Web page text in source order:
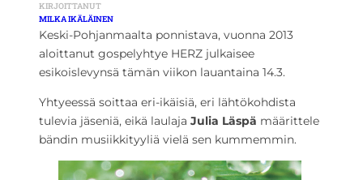
KIRJOITTANUT
MILKA IKÄLÄINEN
Keski-Pohjanmaalta ponnistava, vuonna 2013
aloittanut gospelyhtye HERZ julkaisee
esikoislevynsä tämän viikon lauantaina 14.3.
Yhtyeessä soittaa eri-ikäisiä, eri lähtökohdista
tulevia jäseniä, eikä laulaja Julia Läspä määrittele
bändin musiikkityyliä vielä sen kummemmin.